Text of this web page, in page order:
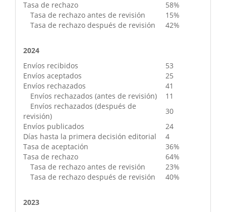
Tasa de rechazo
58%
Tasa de rechazo antes de revisión
15%
Tasa de rechazo después de revisión
42%
2024
Envíos recibidos
53
Envíos aceptados
25
Envíos rechazados
41
Envíos rechazados (antes de revisión)
11
Envíos rechazados (después de
revisión)
30
Envíos publicados
24
Días hasta la primera decisión editorial
4
Tasa de aceptación
36%
Tasa de rechazo
64%
Tasa de rechazo antes de revisión
23%
Tasa de rechazo después de revisión
40%
2023